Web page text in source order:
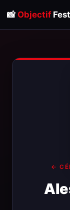
📸 Objectif
←